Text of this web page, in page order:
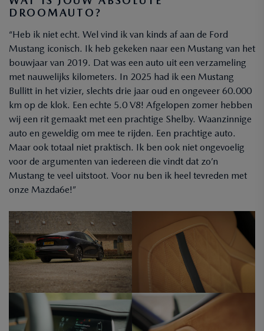
DROOMAUTO?
“Heb ik niet echt. Wel vind ik van kinds af aan de Ford
Mustang iconisch. Ik heb gekeken naar een Mustang van het
bouwjaar van 2019. Dat was een auto uit een verzameling
met nauwelijks kilometers. In 2025 had ik een Mustang
Bullitt in het vizier, slechts drie jaar oud en ongeveer 60.000
km op de klok. Een echte 5.0 V8! Afgelopen zomer hebben
wij een rit gemaakt met een prachtige Shelby. Waanzinnige
auto en geweldig om mee te rijden. Een prachtige auto.
Maar ook totaal niet praktisch. Ik ben ook niet ongevoelig
voor de argumenten van iedereen die vindt dat zo’n
Mustang te veel uitstoot. Voor nu ben ik heel tevreden met
onze Mazda6e!”